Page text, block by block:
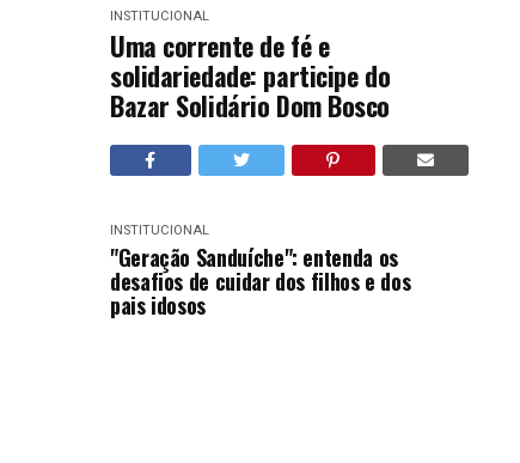
INSTITUCIONAL
Uma corrente de fé e
solidariedade: participe do
Bazar Solidário Dom Bosco
INSTITUCIONAL
"Geração Sanduíche": entenda os
desafios de cuidar dos filhos e dos
pais idosos